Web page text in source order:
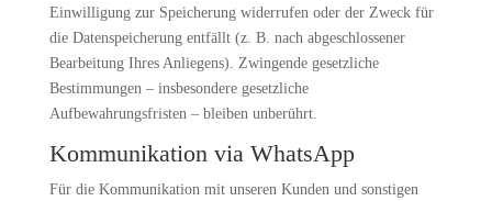
Einwilligung zur Speicherung widerrufen oder der Zweck für
die Datenspeicherung entfällt (z. B. nach abgeschlossener
Bearbeitung Ihres Anliegens). Zwingende gesetzliche
Bestimmungen – insbesondere gesetzliche
Aufbewahrungsfristen – bleiben unberührt.
Kommunikation via WhatsApp
Für die Kommunikation mit unseren Kunden und sonstigen